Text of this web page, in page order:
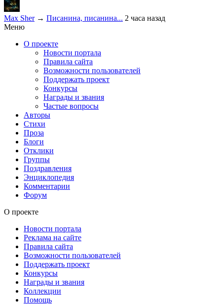
Max Sher→ Писанина, писанина... 2 часа назад
Меню
О проекте
Новости портала
Правила сайта
Возможности пользователей
Поддержать проект
Конкурсы
Награды и звания
Частые вопросы
Авторы
Стихи
Проза
Блоги
Отклики
Группы
Поздравления
Энциклопедия
Комментарии
Форум
О проекте
Новости портала
Реклама на сайте
Правила сайта
Возможности пользователей
Поддержать проект
Конкурсы
Награды и звания
Коллекции
Помощь